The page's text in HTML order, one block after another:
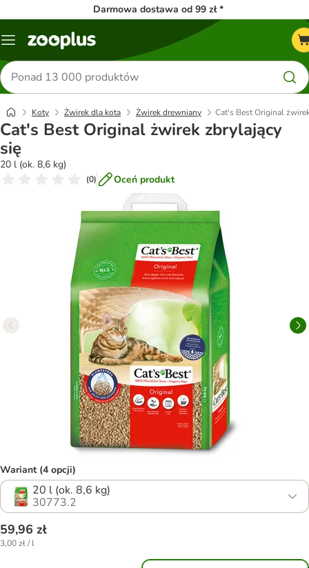
Darmowa dostawa od 99 zł *
Menu
Szukaj
produktów
Koty Żwirek dla kota Żwirek drewniany Cat's Best Original
Cat's Best Original żwirek zbrylający
się
20 l (ok. 8,6 kg)
(0) Oceń produkt
Wariant (4 opcji)
20 l (ok. 8,6 kg)
30773.2
59,96 zł
3,00 zł / l